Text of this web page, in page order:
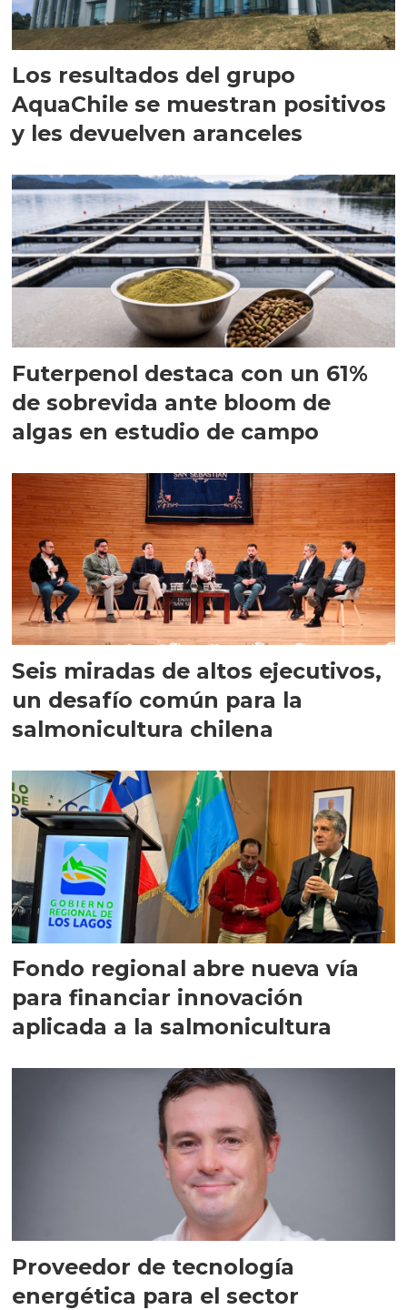
Los resultados del grupo
AquaChile se muestran positivos
y les devuelven aranceles
Futerpenol destaca con un 61%
de sobrevida ante bloom de
algas en estudio de campo
Seis miradas de altos ejecutivos,
un desafío común para la
salmonicultura chilena
Fondo regional abre nueva vía
para financiar innovación
aplicada a la salmonicultura
Proveedor de tecnología
energética para el sector